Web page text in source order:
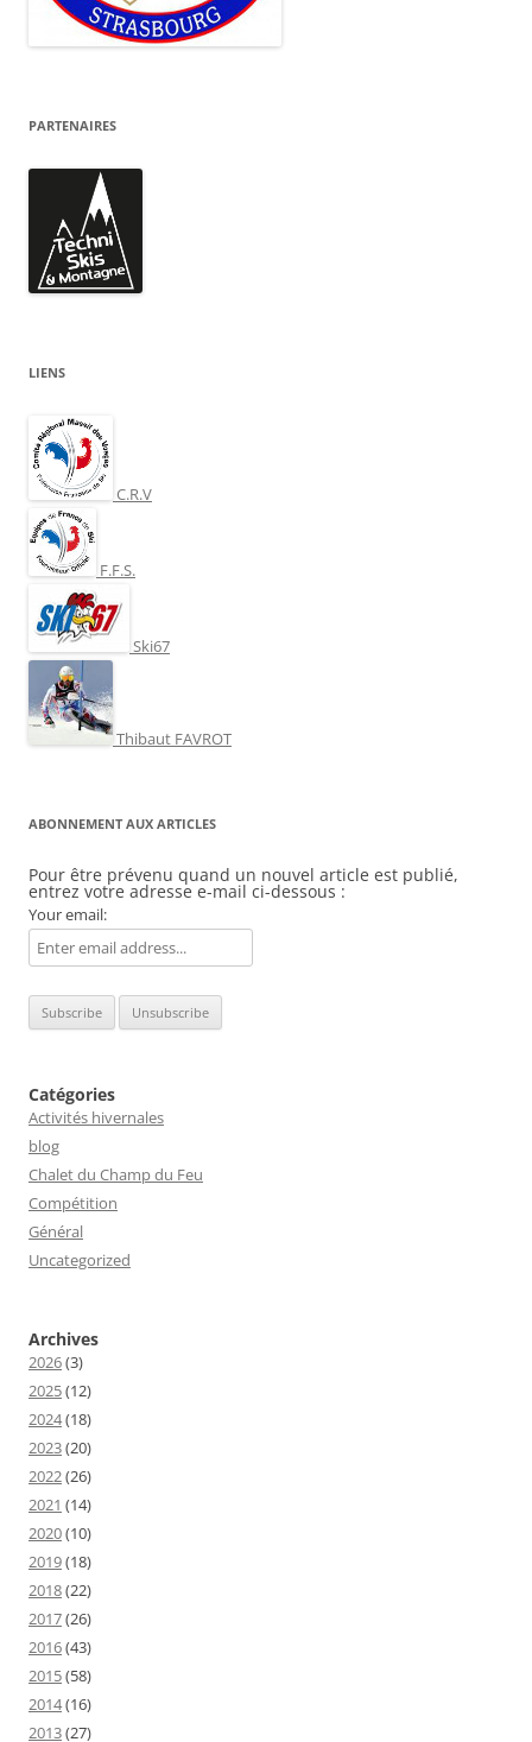
PARTENAIRES
LIENS
C.R.V
F.F.S.
Ski67
Thibaut FAVROT
ABONNEMENT AUX ARTICLES
Pour être prévenu quand un nouvel article est publié,
entrez votre adresse e-mail ci-dessous :
Your email:
Catégories
Activités hivernales
blog
Chalet du Champ du Feu
Compétition
Général
Uncategorized
Archives
2026(3)
2025(12)
2024(18)
2023(20)
2022(26)
2021 (14)
2020(10)
2019(18)
2018(22)
2017(26)
2016(43)
2015(58)
2014(16)
2013(27)